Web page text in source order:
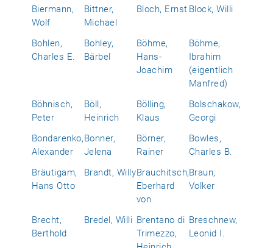
Biermann,
Wolf
Bittner,
Michael
Bloch, Ernst Block, Willi
Bohlen,
Charles E.
Bohley,
Bärbel
Böhme,
Hans-
Joachim
Böhme,
Ibrahim
(eigentlich
Manfred)
Böhnisch,
Peter
Böll,
Heinrich
Bölling,
Klaus
Bolschakow,
Georgi
Bondarenko,
Alexander
Bonner,
Jelena
Börner,
Rainer
Bowles,
Charles B.
Bräutigam,
Hans Otto
Brandt, WillyBrauchitsch,
Eberhard
von
Braun,
Volker
Brecht,
Berthold
Bredel, Willi Brentano di
Trimezzo,
Breschnew,
Leonid I.